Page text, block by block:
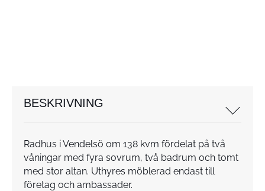
BESKRIVNING
Radhus i Vendelsö om 138 kvm fördelat på två
våningar med fyra sovrum, två badrum och tomt
med stor altan. Uthyres möblerad endast till
företag och ambassader.